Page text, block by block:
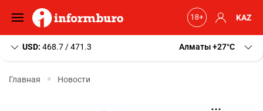
KAZ
USD: 468.7 / 471.3 Алматы+27 C
Главная Новости